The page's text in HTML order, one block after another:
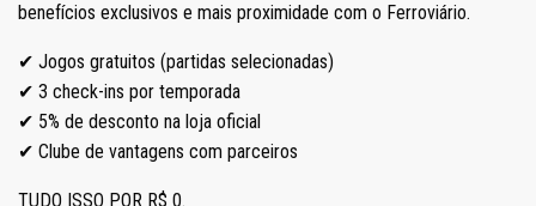
benefícios exclusivos e mais proximidade com o Ferroviário.
✔ Jogos gratuitos (partidas selecionadas)
✔ 3 check-ins por temporada
✔ 5% de desconto na loja oficial
✔ Clube de vantagens com parceiros
TUDO ISSO POR R$ 0.